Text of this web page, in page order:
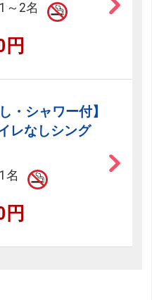
1～2名
・シャワー付】
レなしシング
1名